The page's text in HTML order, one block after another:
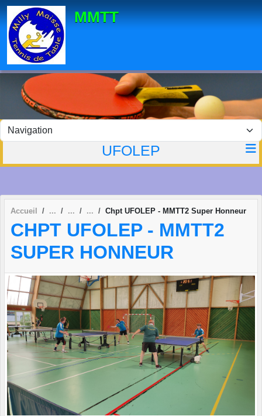
MMTT
UFOLEP
Accueil Chpt UFOLEP - MMTT2 Super Honneur
CHPT UFOLEP - MMTT2
SUPER HONNEUR
Panneau de gestion des cookies